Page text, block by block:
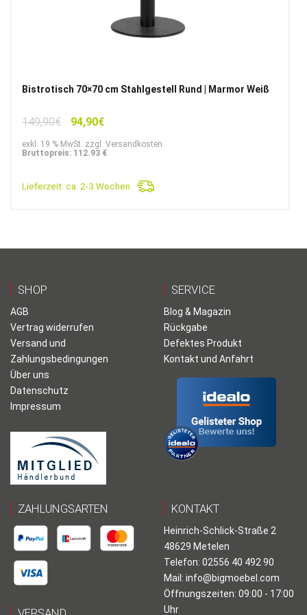
Bistrotisch 70×70 cm Stahlgestell Rund | Marmor Weiß
149,90€
Ursprünglicher
war:
94,90€Aktueller
ist:
exkl. 19 % MwSt. zzgl. Versandkosten
Bruttopreis: 112.93 €
Lieferzeit: ca. 2-3 Wochen
SHOP
AGB
Vertrag widerrufen
Versand und
Zahlungsbedingungen
Über uns
Datenschutz
Impressum
SERVICE
Blog & Magazin
Rückgabe
Defektes Produkt
Kontakt und Anfahrt
ZAHLUNGSARTEN KONTAKT
Heinrich-Schlick-Straße 2
48629 Metelen
Telefon: 02556 40 492 90
Mail: info@bigmoebel.com
Öffnungszeiten: 09:00 - 17:00
Uhr